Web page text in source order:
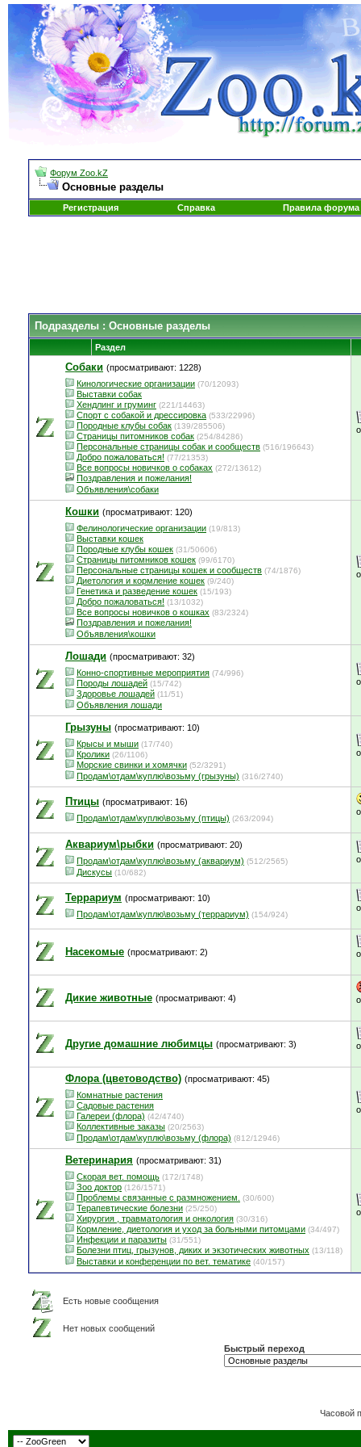
Форум Zoo.kZ
Основные разделы
Регистрация Справка Правила форума
Подразделы : Основные разделы
Раздел
Собаки (просматривают: 1228)
Кинологические организации (70/12093)
Выставки собак
Хендлинг и груминг (221/14463)
Спорт с собакой и дрессировка (533/22996)
Породные клубы собак (139/285506)
Страницы питомников собак (254/84286)
Персональные страницы собак и сообществ (516/196643)
Добро пожаловаться! (77/21353)
Все вопросы новичков о собаках (272/13612)
Поздравления и пожелания!
Объявления\собаки
Кошки (просматривают: 120)
Фелинологические организации (19/813)
Выставки кошек
Породные клубы кошек (31/50606)
Страницы питомников кошек (99/6170)
Персональные страницы кошек и сообществ (74/1876)
Диетология и кормление кошек (9/240)
Генетика и разведение кошек (15/193)
Добро пожаловаться! (13/1032)
Все вопросы новичков о кошках (83/2324)
Поздравления и пожелания!
Объявления\кошки
Лошади (просматривают: 32)
Конно-спортивные мероприятия (74/996)
Породы лошадей (15/742)
Здоровье лошадей (11/51)
Объявления лошади
Грызуны (просматривают: 10)
Крысы и мыши (17/740)
Кролики (26/1106)
Морские свинки и хомячки (52/3291)
Продам\отдам\куплю\возьму (грызуны) (316/2740)
Птицы (просматривают: 16)
Продам\отдам\куплю\возьму (птицы) (263/2094)
Аквариум\рыбки (просматривают: 20)
Продам\отдам\куплю\возьму (аквариум) (512/2565)
Дискусы (10/682)
Террариум (просматривают: 10)
Продам\отдам\куплю\возьму (террариум) (154/924)
Насекомые (просматривают: 2)
Дикие животные (просматривают: 4)
Другие домашние любимцы (просматривают: 3)
Флора (цветоводство) (просматривают: 45)
Комнатные растения
Садовые растения
Галереи (флора) (42/4740)
Коллективные заказы (20/2563)
Продам\отдам\куплю\возьму (флора) (812/12946)
Ветеринария (просматривают: 31)
Скорая вет. помощь (172/1748)
Зоо доктор (126/1571)
Проблемы связанные с размножением. (30/600)
Терапевтические болезни (25/250)
Хирургия , травматология и онкология (30/316)
Кормление, диетология и уход за больными питомцами (34/497)
Инфекции и паразиты (31/551)
Болезни птиц, грызунов, диких и экзотических животных (13/118)
Выставки и конференции по вет. тематике (40/157)
Есть новые сообщения
Нет новых сообщений
Быстрый переход
Часовой